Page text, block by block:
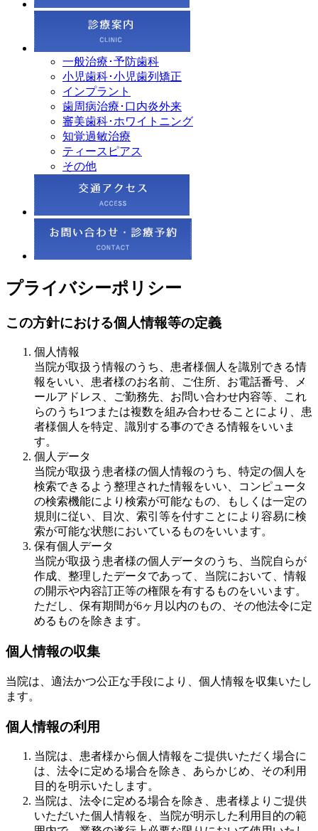
一般治療･予防歯科
小児歯科･小児歯列矯正
インプラント
歯周病治療･口内炎外来
審美歯科･ホワイトニング
知覚過敏治療
ティースピアス
その他
プライバシーポリシー
この方針における個人情報等の定義
個人情報
当院が取扱う情報のうち、患者様個人を識別できる情
報をいい、患者様のお名前、ご住所、お電話番号、メ
ールアドレス、ご勤務先、お問い合わせ内容等、これ
らのうち1つまたは複数を組み合わせることにより、患
者様個人を特定、識別する事のできる情報をいいま
す。
個人データ
当院が取扱う患者様の個人情報のうち、特定の個人を
検索できるよう整理された情報をいい、コンピュータ
の検索機能により検索が可能なもの、もしくは一定の
規則に従い、目次、索引等を付すことにより容易に検
索が可能な状態においているものをいいます。
保有個人データ
当院が取扱う患者様の個人データのうち、当院自らが
作成、整理したデータであって、当院において、情報
の開示や内容訂正等の権限を有するものをいいます。
ただし、保有期間が6ヶ月以内のもの、その他法令に定
めるものを除きます。
個人情報の収集
当院は、適法かつ公正な手段により、個人情報を収集いたし
ます。
個人情報の利用
当院は、患者様から個人情報をご提供いただく場合に
は、法令に定める場合を除き、あらかじめ、その利用
目的を明示いたします。
当院は、法令に定める場合を除き、患者様よりご提供
いただいた個人情報を、当院が明示した利用目的の範